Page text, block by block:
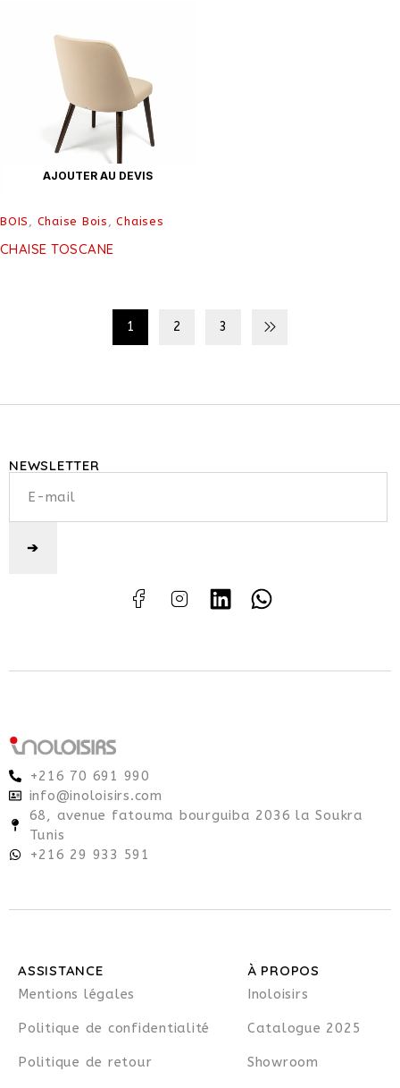
AJOUTER AU DEVIS
BOIS , Chaise Bois ,Chaises
CHAISE TOSCANE
1 2 3
+216 70 691 990
info@inoloisirs.com
68, avenue fatouma bourguiba 2036 la Soukra
Tunis
+216 29 933 591
À PROPOS
Inoloisirs
Catalogue 2025
Showroom
ASSISTANCE
Mentions légales
Politique de confidentialité
Politique de retour
NEWSLETTER